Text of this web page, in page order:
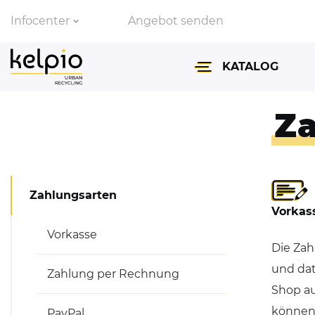
Infocenter
Zahlungsarten
Angebot senden
KATALOG
Abfallbehälter &
Absperrtechnik &
Parkbänke & Tische
Spiegel für Verkehr
Zahlungsarten
Vorkasse
Zahlung per Rechnung
Die
und
Shop